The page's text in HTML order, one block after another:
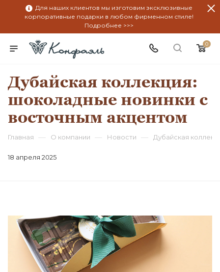
Для наших клиентов мы изготовим эксклюзивные
корпоративные подарки в любом фирменном стиле!
Подробнее >>>
0
Дубайская коллекция:
шоколадные новинки с
восточным акцентом
Главная — О компании — Новости — Дубайская
18 апреля 2025